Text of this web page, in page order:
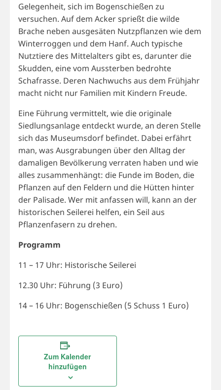
Gelegenheit, sich im Bogenschießen zu
versuchen. Auf dem Acker sprießt die wilde
Brache neben ausgesäten Nutzpflanzen wie dem
Winterroggen und dem Hanf. Auch typische
Nutztiere des Mittelalters gibt es, darunter die
Skudden, eine vom Aussterben bedrohte
Schafrasse. Deren Nachwuchs aus dem Frühjahr
macht nicht nur Familien mit Kindern Freude.
Eine Führung vermittelt, wie die originale
Siedlungsanlage entdeckt wurde, an deren Stelle
sich das Museumsdorf befindet. Dabei erfährt
man, was Ausgrabungen über den Alltag der
damaligen Bevölkerung verraten haben und wie
alles zusammenhängt: die Funde im Boden, die
Pflanzen auf den Feldern und die Hütten hinter
der Palisade. Wer mit anfassen will, kann an der
historischen Seilerei helfen, ein Seil aus
Pflanzenfasern zu drehen.
Programm
11 – 17 Uhr: Historische Seilerei
12.30 Uhr: Führung (3 Euro)
14 – 16 Uhr: Bogenschießen (5 Schuss 1 Euro)
Zum Kalender
hinzufügen